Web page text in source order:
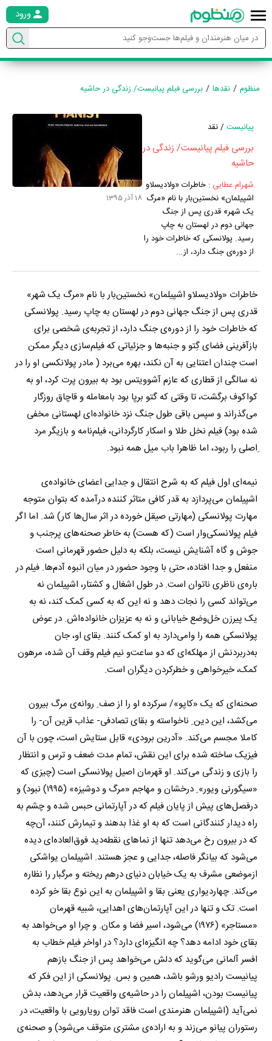
ورود
منظوم نقدها بررسی فیلم پیانیست/ زندگی در حاشیه
پیانیست/ نقد
بررسی فیلم پیانیست/ زندگی در
حاشیه
شهرام عطایی : خاطرات «ولادیسلاو
اشپیلمان» نخستین‌بار با نام «مرگ
یک شهر» قدری پس از جنگ
جهانی دوم در لهستان به چاپ
رسید. پولانسکی که خاطرات خود را
از دوره‌ی جنگ دارد، از...
18 آذر 1395
خاطرات «ولادیسلاو اشپیلمان» نخستین‌بار با نام «مرگ یک شهر»
قدری پس از جنگ جهانی دوم در لهستان به چاپ رسید. پولانسکی
که خاطرات خود را از دوره‌ی جنگ دارد، از تجربه‌ی شخصی برای
بازآفرینی فضای گِتو و جنبه‌ها و جزئیاتی که فیلم‌سازی دیگر ممکن
است چندان اعتنایی به آن نکند، بهره می‌برد ( مادر پولانکسی او را در
نه سالگی از قطاری که عازم آشوویتس بود به بیرون پرت کرد، او به
کواکوف برگشت، تا وقتی که گتو برپا بود بامعامله و قاچاق روزگار
می‌گذراند و سپس باقی طول جنگ نزد خانواده‌ای لهستانی مخفی
شده بود) فیلم نخل طلا و اسکار کارگردانی، فیلم‌نامه و بازیگر مرد
ِاصلی را ربود، اما ظاهرا باب میل همه نبود.
نیمه‌ای اول فیلم که به شرح انتقال و جدایی اعضای خانواده‌ی
اشپیلمان می‌پردازد به قدر کافی متاثر کننده درآمده که بتوان متوجه
مهارت پولانسکی (مهارتی صیقل خورده در اثر سال‌ها کار) شد. اما اگر
فیلم پولانسکی‌وار است (که هست) به خاطر صحنه‌های پرجنب و
جوش و گاه آشنایش نیست، بلکه به دلیل حضور قهرمانی است
منفعل و جدا افتاده، حتی با وجود حضور در میان انبوه آدم‌ها. فیلم در
باره‌ی ناظری ناتوان است. در طول اشغال و کشتار، اشپیلمان نه
می‌تواند کسی را نجات دهد و نه این که به کسی کمک کند، نه به
یک پیرزن خل‌وضع خیابانی و نه به عزیزان خانواده‌اش. در عوض
پولانسکی همه را وامی‌دارد به او کمک کنند. بقای او، جان
به‌دربردنش از مهلکه‌ای که دو ساعت‌و نیم فیلم وقف آن شده، مرهون
کمک، خیرخواهی و خطرکردن دیگران است.
صحنه‌ای که یک «کاپو»/ سرکرده او را از صف ِ روانه‌ی مرگ بیرون
می‌کشد، این دین ِ ناخواسته و بقای تصادفی- عذاب قرین آن- را
کاملا مجسم می‌کند. «آدرین برودی» قابل ستایش است، چون با آن
فیزیک ساخته شده برای این نقش، تمام مدت ضعف و ترس و انتظار
را بازی و زندگی می‌کند. او قهرمان اصیل پولانسکی است (چیزی که
«سیگورنی ویور» ِ درخشان و مهاجم «مرگ و دوشیزه» (١٩٩٥) نبود) و
درفصل‌های پیش از پایان فیلم که در آپارتمانی حبس شده و چشم به
راه دیدار کنندگانی است که به او غذا بدهند و تیمارش کنند، آن‌چه
که در بیرون رخ می‌دهد تنها از نماهای نقطه‌دید فوق‌العاده‌ای دیده
می‌شود که بیانگر فاصله، جدایی و عجز هستند. اشپیلمان یواشکی
ازموضعی مشرف به یک خیابان دنیای درهم ریخته و مرگبار را نظاره
می‌کند. چهاردیواری یعنی بقا و اشپیلمان به این نوع بقا خو کرده
است. تک و تنها در این آپارتمان‌های اهدایی، شبیه قهرمان
«مستاجر» (١٩٧٦) می‌شود، اسیر فضا و مکان. و چرا او می‌خواهد به
بقای خود ادامه دهد؟ چه انگیزه‌ای دارد؟ در اواخر فیلم خطاب به
افسر آلمانی می‌گوید که دلش می‌خواهد پس از جنگ بازهم
پیانیست رادیو ورشو باشد، همین و بس. پولانسکی از این فکر که
پیانیست بودن، اشپیلمان را در حاشیه‌ی واقعیت قرار می‌دهد، بدش
نمی‌آید (اشپیلمان هنرمندی است فاقد توان رویارویی با واقعیت، در
رستوران پیانو می‌زند و به اراده‌ی مشتری متوقف می‌شود) و صحنه‌ی